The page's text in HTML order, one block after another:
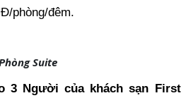
phòng/đêm.
Suite
3 Người của khách sạn First